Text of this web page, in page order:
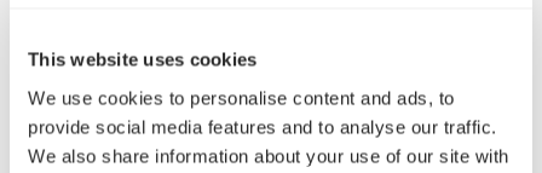
This website uses cookies
We use cookies to personalise content and ads, to
provide social media features and to analyse our traffic.
We also share information about your use of our site with
持久续航